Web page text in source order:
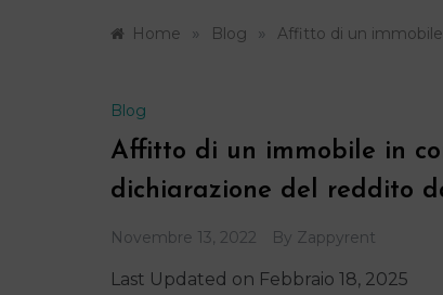
Home » Blog » Affitto di un immobile
Blog
Affitto di un immobile in
dichiarazione del reddito
Novembre 13, 2022 By Zappyrent
Last Updated on Febbraio 18, 2025